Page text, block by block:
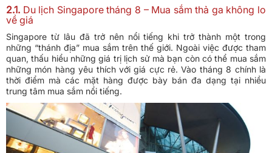
2.1. Du lịch Singapore tháng 8 – Mua sắm thả ga không lo
về giá
Singapore từ lâu đã trở nên nổi tiếng khi trở thành một trong
những “thánh địa” mua sắm trên thế giới. Ngoài việc được tham
quan, thấu hiểu những giá trị lịch sử mà bạn còn có thể mua sắm
những món hàng yêu thích với giá cực rẻ. Vào tháng 8 chính là
thời điểm mà các mặt hàng được bày bán đa dạng tại nhiều
trung tâm mua sắm nổi tiếng.